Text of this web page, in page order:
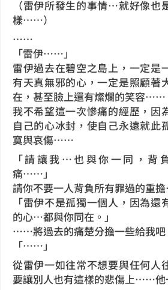
（雷伊所發生的事情…就好像也
樣……）
……
「雷伊……」
雷伊過去在碧空之島上，一定是
有天真無邪的心，一定是照顧著
在，甚至臉上還有燦爛的笑容……
我不希望這一次慘痛的經歷，因
自己的心冰封，使自己永遠就此
寞與哀傷……
「請讓我…也與你一同，背
痛……」
請你不要一人背負所有罪過的重
「雷伊不是孤獨一個人，因為
的心…都與你同在。」
……將過去的痛楚分擔一些給我吧
「……」
從雷伊一如往常不想要與任何人
要讓別人也有這樣的悲傷上……他